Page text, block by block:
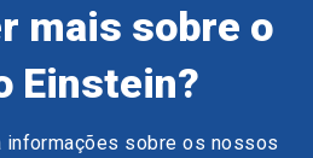
mais sobre o
Einstein?
informações sobre os nossos